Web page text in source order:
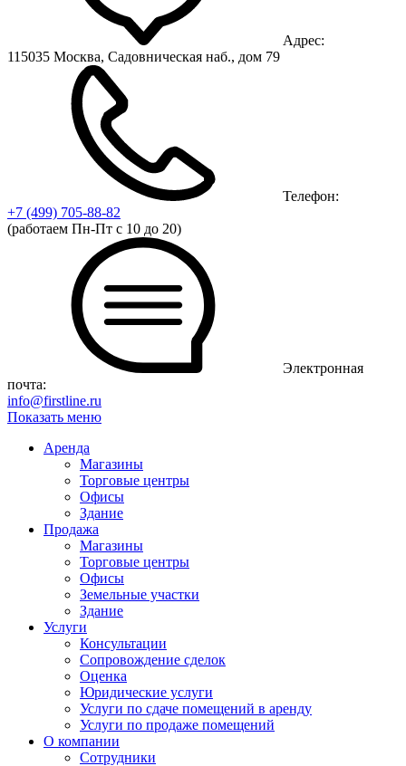
Адрес:
115035 Москва, Садовническая наб., дом 79
Телефон:
+7 (499) 705-88-82
(работаем Пн-Пт с 10 до 20)
Электронная
почта:
info@firstline.ru
Показать меню
Аренда
Магазины
Торговые центры
Офисы
Здание
Продажа
Магазины
Торговые центры
Офисы
Земельные участки
Здание
Услуги
Консультации
Сопровождение сделок
Оценка
Юридические услуги
Услуги по сдаче помещений в аренду
Услуги по продаже помещений
О компании
Сотрудники